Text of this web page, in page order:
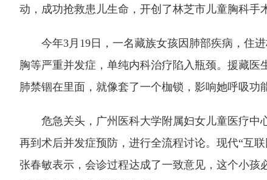
动，成功抢救患儿生命，开创了林芝市儿童胸科手
今年3月19日，一名藏族女孩因肺部疾病，住进
胸等严重并发症，单纯内科治疗陷入瓶颈。援藏
肺禁锢在里面，就像套了一个枷锁，影响她呼吸功
危急关头，广州医科大学附属妇女儿童医疗中
再到术后并发症预防，进行全流程讨论。现代“互
张春敏表示，会诊过程达成了一致意见，这个小